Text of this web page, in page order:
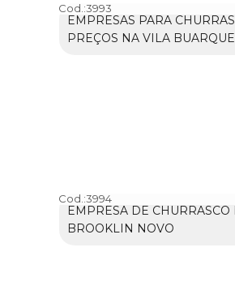
Cod.:3993
EMPRESAS PARA
PREÇOS NA VILA BUARQUE
Cod.:3994
EMPRESA DE CHURRASCO
BROOKLIN NOVO